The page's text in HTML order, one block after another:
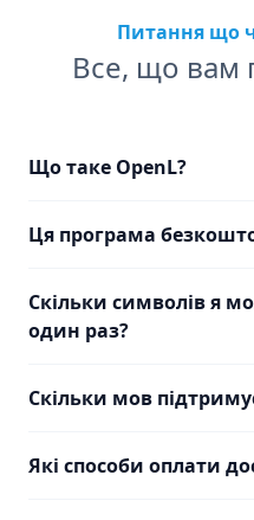
Питання що
Все, що вам
Що таке OpenL?
Ця програма
Скільки символів я
один раз?
Скільки мов
Які способи оплати